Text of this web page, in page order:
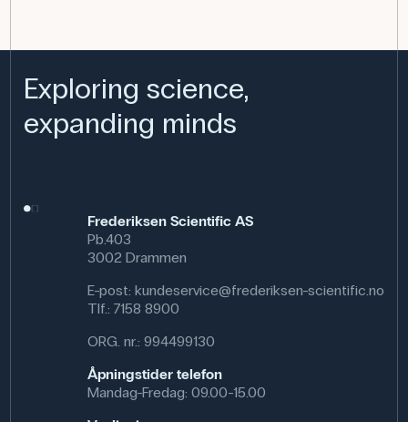
Exploring science,
expanding minds
Frederiksen Scientific AS
Pb.403
3002 Drammen
E-post: kundeservice@frederiksen-scientific.no
Tlf.: 7158 8900
ORG. nr.: 994499130
Åpningstider telefon
Mandag-Fredag: 09.00-15.00